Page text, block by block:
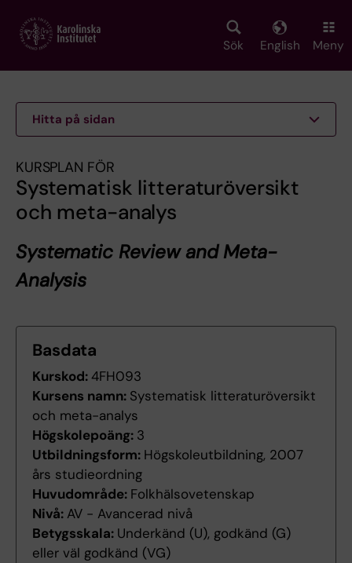
main
Sök English Meny
Hitta på sidan
KURSPLAN FÖR
Systematisk litteraturöversikt
och meta-analys
Systematic Review and Meta-
Analysis
Basdata
Kurskod:4FH093
Kursens namn: Systematisk litteraturöversikt
och meta-analys
Högskolepoäng: 3
Utbildningsform: Högskoleutbildning, 2007
års studieordning
Huvudområde: Folkhälsovetenskap
Nivå: AV - Avancerad nivå
Betygsskala: Underkänd (U), godkänd (G)
eller väl godkänd (VG)